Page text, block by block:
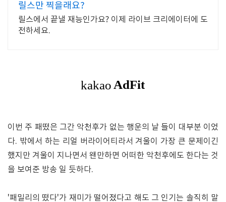
릴스만 찍을래요?
릴스에서 끝낼 재능인가요? 이제 라이브 크리에이터에 도
전하세요.
이번 주 패떴은 그간 악천후가 없는 행운의 날 들이 대부분 이었
다. 밖에서 하는 리얼 버라이어티라서 겨울이 가장 큰 문제이긴
했지만 겨울이 지나면서 왠만하면 어떠한 악천후에도 한다는 것
을 보여준 방송 일 듯하다.
'패밀리의 떴다'가 재미가 떨어졌다고 해도 그 인기는 솔직히 말